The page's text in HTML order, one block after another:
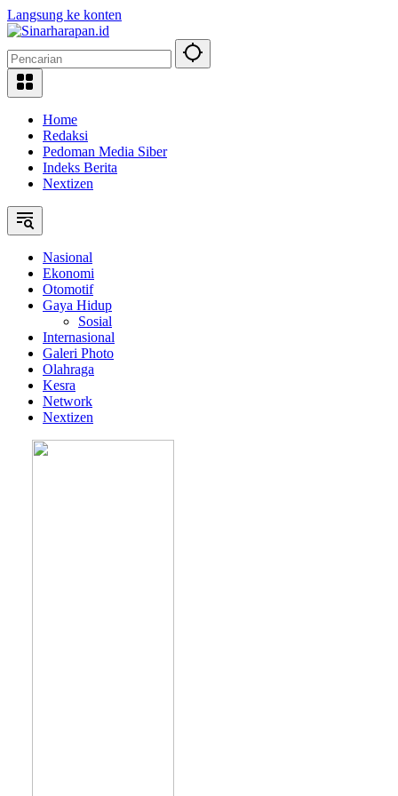
Langsung ke konten
Home
Redaksi
Pedoman Media Siber
Indeks Berita
Nextizen
Nasional
Ekonomi
Otomotif
Gaya Hidup
Sosial
Internasional
Galeri Photo
Olahraga
Kesra
Network
Nextizen